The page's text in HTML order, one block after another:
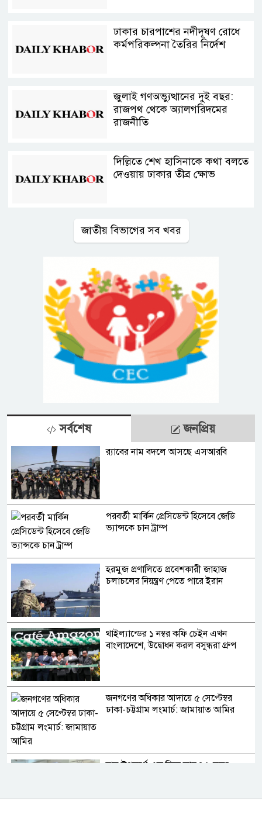
ঢাকার চারপাশের নদীদূষণ রোধে
কর্মপরিকল্পনা তৈরির নির্দেশ
জুলাই গণঅভ্যুত্থানের দুই বছর:
রাজপথ থেকে অ্যালগরিদমের
রাজনীতি
দিল্লিতে শেখ হাসিনাকে কথা বলতে
দেওয়ায় ঢাকার তীব্র ক্ষোভ
জাতীয় বিভাগের সব খবর
সর্বশেষ জনপ্রিয়
র‍্যাবের নাম বদলে আসছে এসআরবি
পরবর্তী মার্কিন প্রেসিডেন্ট হিসেবে জেডি
ভ্যান্সকে চান ট্রাম্প
হরমুজ প্রণালিতে প্রবেশকারী জাহাজ
চলাচলের নিয়ন্ত্রণ পেতে পারে ইরান
থাইল্যান্ডের ১ নম্বর কফি চেইন এখন
বাংলাদেশে, উদ্বোধন করল বসুন্ধরা গ্রুপ
জনগণের অধিকার আদায়ে ৫ সেপ্টেম্বর
ঢাকা-চট্টগ্রাম লংমার্চ: জামায়াত আমির
হাম উপসর্গে এক দিনে আরও ৬ মৃত্যু